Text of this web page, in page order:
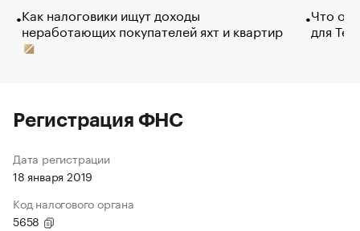
Как налоговики ищут доходы
неработающих покупателей яхт и квартир
Что
для
Регистрация ФНС
Дата регистрации
18 января 2019
Код налогового органа
5658